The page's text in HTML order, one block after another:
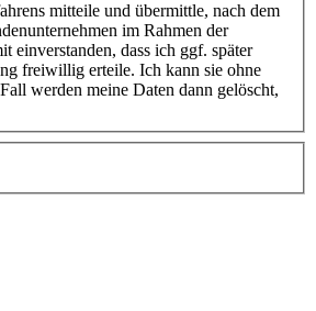
mitteile und übermittle, nach dem
im Rahmen der
einverstanden, dass ich ggf. später
freiwillig erteile. Ich kann sie ohne
werden meine Daten dann gelöscht,